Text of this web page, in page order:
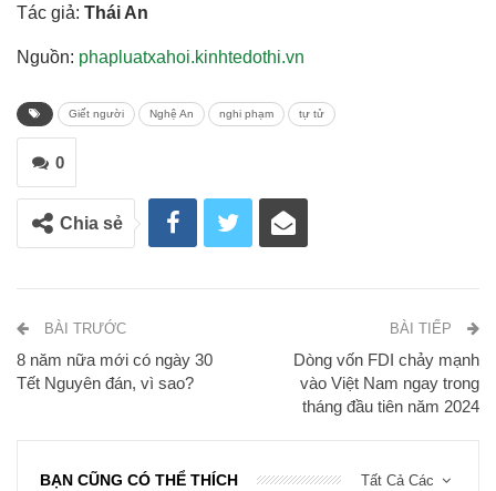
Tác giả: Thái An
Nguồn: phapluatxahoi.kinhtedothi.vn
Giết người Nghệ An nghi phạm tự tử
0
Chia sẻ
BÀI TRƯỚC
8 năm nữa mới có ngày 30
Tết Nguyên đán, vì sao?
BÀI TIẾP
Dòng vốn FDI chảy mạnh
vào Việt Nam ngay trong
tháng đầu tiên năm 2024
Tất Cả Các
BẠN CŨNG CÓ THỂ THÍCH